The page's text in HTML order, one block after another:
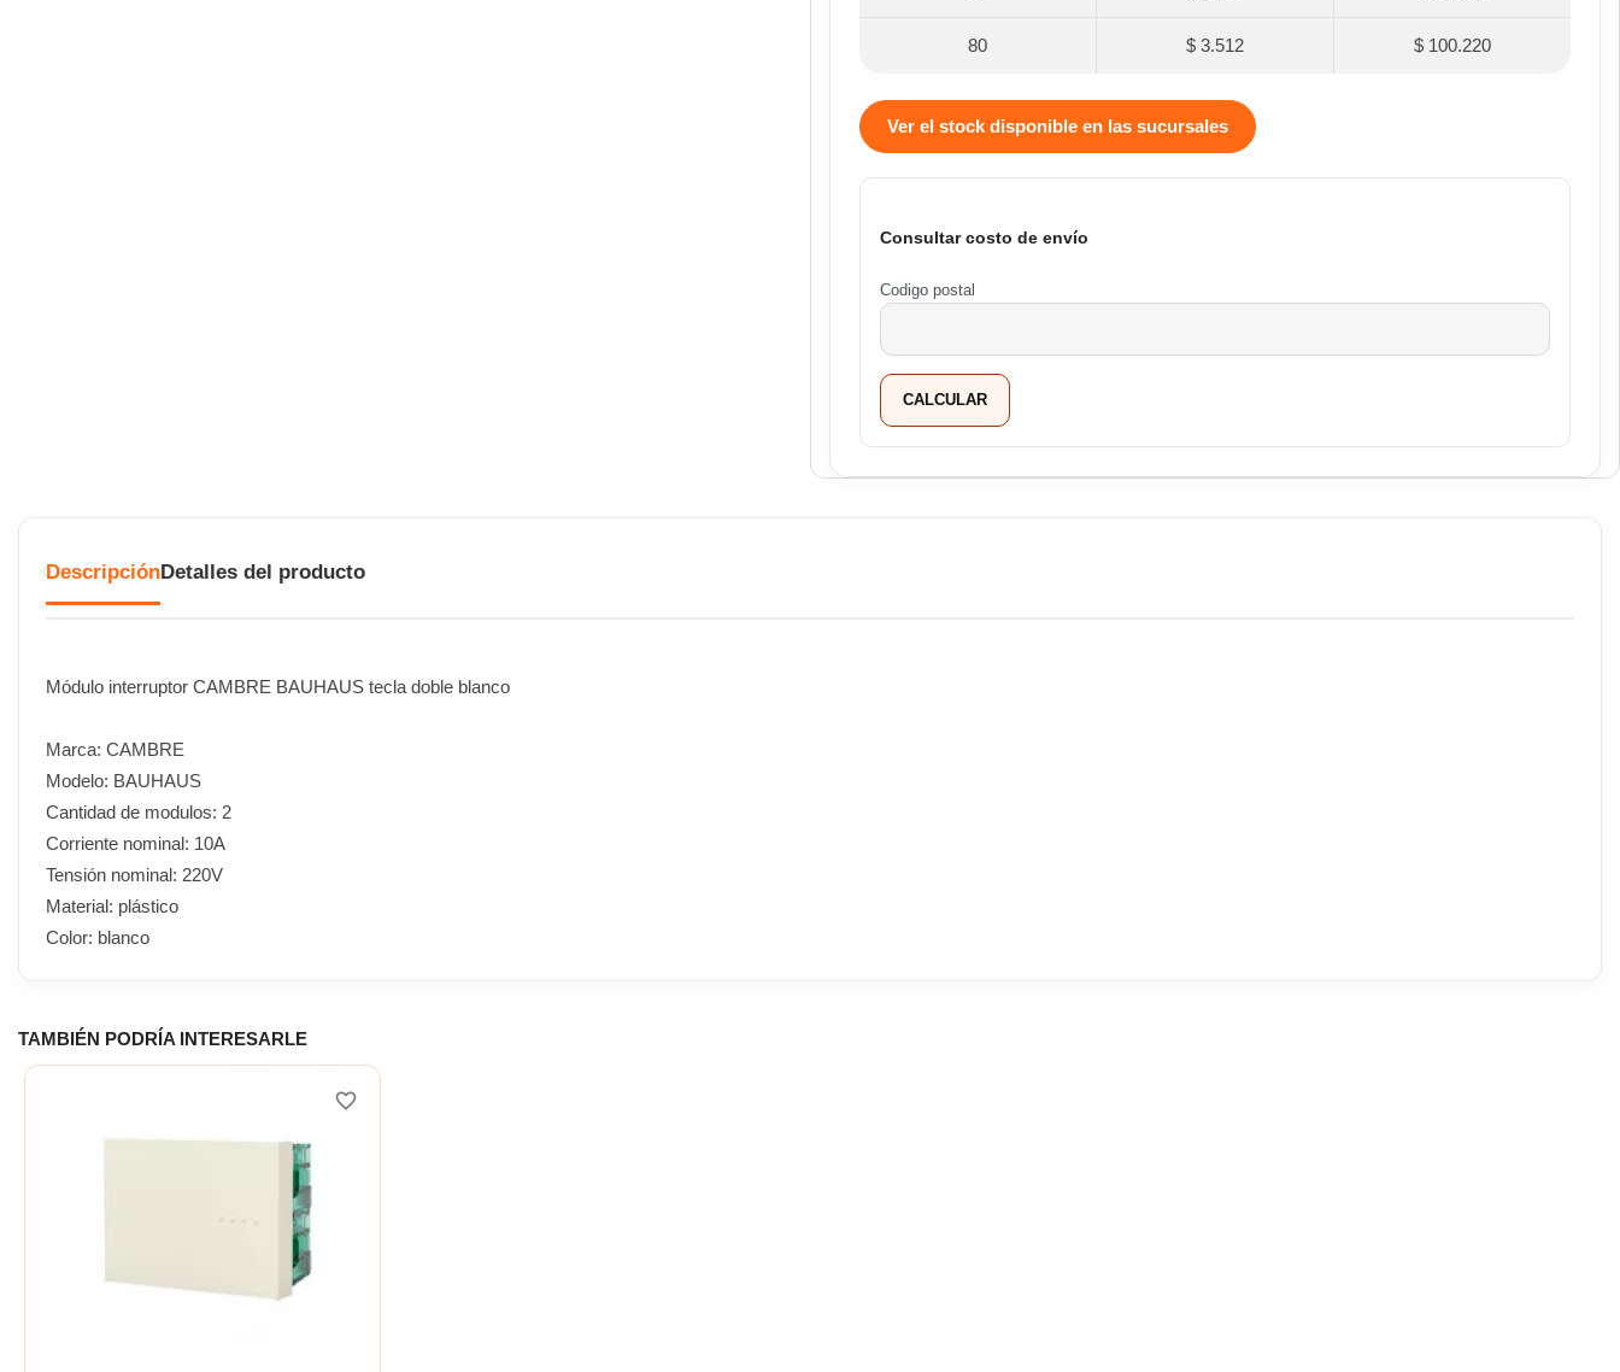
80 $ 3.512 $ 100.220
Ver el stock disponible en las sucursales
Consultar costo de envío
Codigo postal
CALCULAR
DescripciónDetalles del producto
Módulo interruptor CAMBRE BAUHAUS tecla doble blanco
Marca: CAMBRE
Modelo: BAUHAUS
Cantidad de modulos: 2
Corriente nominal: 10A
Tensión nominal: 220V
Material: plástico
Color: blanco
TAMBIÉN PODRÍA INTERESARLE
favorite_border